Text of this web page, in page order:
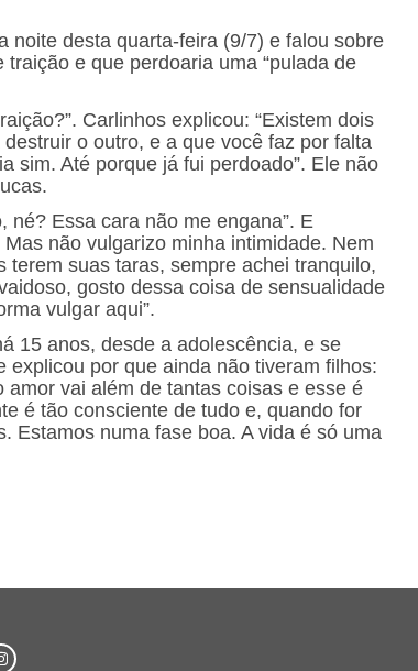
noite desta quarta-feira (9/7) e falou sobre
e que perdoaria uma “pulada de
Carlinhos explicou: “Existem dois
o outro, e a que você faz por falta
sim. Até porque já fui perdoado”. Ele não
né? Essa cara não me engana”. E
não vulgarizo minha intimidade. Nem
suas taras, sempre achei tranquilo,
gosto dessa coisa de sensualidade
vulgar aqui”.
15 anos, desde a adolescência, e se
por que ainda não tiveram filhos:
vai além de tantas coisas e esse é
é tão consciente de tudo e, quando for
Estamos numa fase boa. A vida é só uma